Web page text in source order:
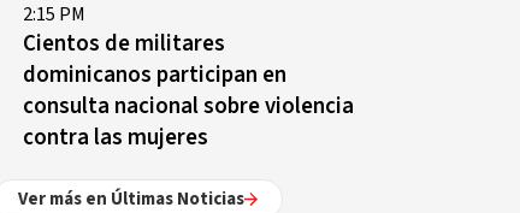
2:15 PM
Cientos de militares
dominicanos participan en
consulta nacional sobre violencia
contra las mujeres
Ver más en Últimas Noticias